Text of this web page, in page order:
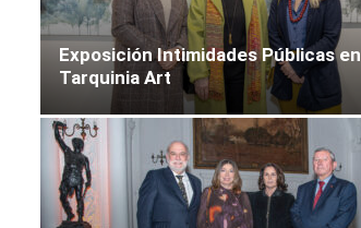
Exposición Intimidades Públicas en
Tarquinia Art